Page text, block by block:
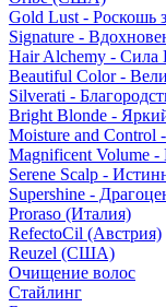
Gold Lust - Роскошь
Signature -
Hair Alchemy - Сила
Beautiful Color -
Silverati -
Bright Blonde -
Moisture and Control
Magnificent Volume -
Serene Scalp -
Supershine -
Proraso (Италия)
RefectoCil (Австрия)
Reuzel (США)
Очищение волос
Стайлинг